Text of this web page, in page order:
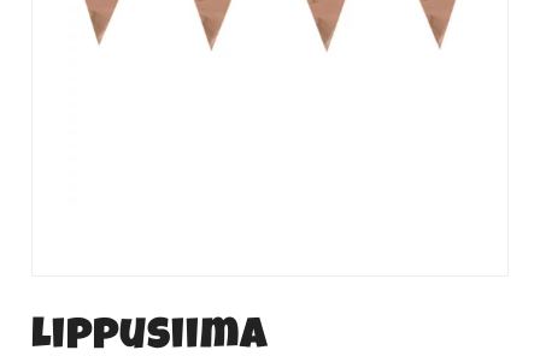
Lippusiima